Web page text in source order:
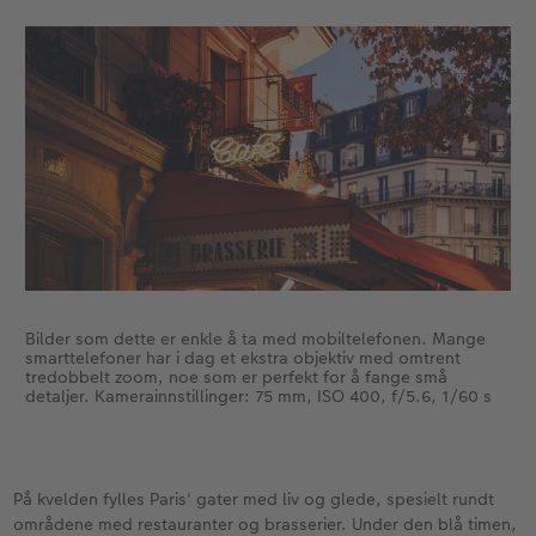
Bilder som dette er enkle å ta med mobiltelefonen. Mange
smarttelefoner har i dag et ekstra objektiv med omtrent
tredobbelt zoom, noe som er perfekt for å fange små
detaljer. Kamerainnstillinger: 75 mm, ISO 400, f/5.6, 1/60 s
På kvelden fylles Paris' gater med liv og glede, spesielt rundt
områdene med restauranter og brasserier. Under den blå timen,